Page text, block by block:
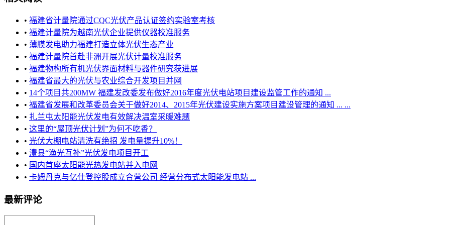
• 福建省计量院通过CQC光伏产品认证签约实验室考核
• 福建计量院为越南光伏企业提供仪器校准服务
• 薄膜发电助力福建打造立体光伏生态产业
• 福建计量院首赴非洲开展光伏计量校准服务
• 福建物构所有机光伏界面材料与器件研究获进展
• 福建省最大的光伏与农业综合开发项目并网
• 14个项目共200MW 福建发改委发布做好2016年度光伏电站项目建设监管工作的通知 ...
• 福建省发展和改革委员会关于做好2014、2015年光伏建设实施方案项目建设管理的通知 ... ...
• 扎兰屯太阳能光伏发电有效解决温室采暖难题
• 这里的“屋顶光伏计划”为何不吃香？
• 光伏大棚电站清洗有绝招 发电量提升10%！
• 澧县“渔光互补”光伏发电项目开工
• 国内首座太阳能光热发电站并入电网
• 卡姆丹克与亿仕登控股成立合营公司 经营分布式太阳能发电站 ...
最新评论